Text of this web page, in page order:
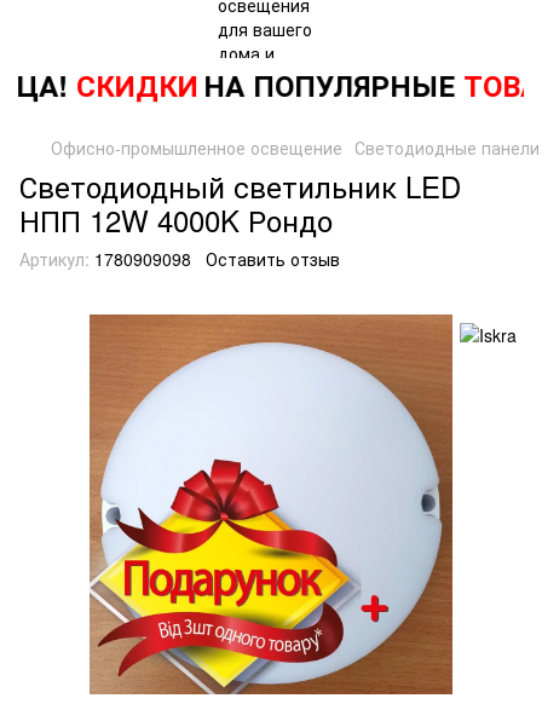
СКИДКИНА ПОПУЛЯРНЫЕ
Офисно-промышленное освещение Светодиодные панели
Светодиодный светильник LED
НПП 12W 4000K Рондо
Артикул: 1780909098 Оставить отзыв